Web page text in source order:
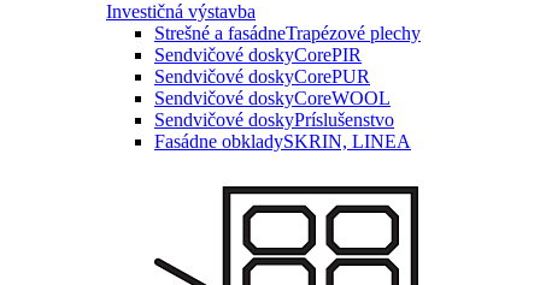
Investičná výstavba
Strešné a fasádneTrapézové plechy
Sendvičové doskyCorePIR
Sendvičové doskyCorePUR
Sendvičové doskyCoreWOOL
Sendvičové doskyPríslušenstvo
Fasádne obkladySKRIN, LINEA